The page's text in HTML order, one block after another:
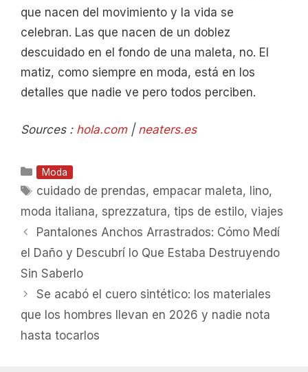
que nacen del movimiento y la vida se
celebran. Las que nacen de un doblez
descuidado en el fondo de una maleta, no. El
matiz, como siempre en moda, está en los
detalles que nadie ve pero todos perciben.
Sources : hola.com| neaters.es
Categorías
Moda
Etiquetas
cuidado de prendas, empacar maleta, lino,
moda italiana, sprezzatura, tips de estilo, viajes
Pantalones Anchos Arrastrados: Cómo Medí
el Daño y Descubrí lo Que Estaba Destruyendo
Sin Saberlo
Se acabó el cuero sintético: los materiales
que los hombres llevan en 2026 y nadie nota
hasta tocarlos